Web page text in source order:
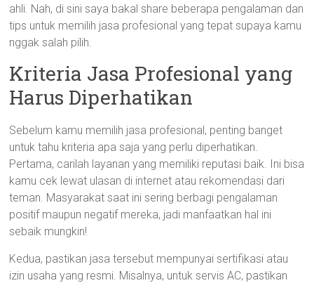
ahli. Nah, di sini saya bakal share beberapa pengalaman dan
tips untuk memilih jasa profesional yang tepat supaya kamu
nggak salah pilih.
Kriteria Jasa Profesional yang
Harus Diperhatikan
Sebelum kamu memilih jasa profesional, penting banget
untuk tahu kriteria apa saja yang perlu diperhatikan.
Pertama, carilah layanan yang memiliki reputasi baik. Ini bisa
kamu cek lewat ulasan di internet atau rekomendasi dari
teman. Masyarakat saat ini sering berbagi pengalaman
positif maupun negatif mereka, jadi manfaatkan hal ini
sebaik mungkin!
Kedua, pastikan jasa tersebut mempunyai sertifikasi atau
izin usaha yang resmi. Misalnya, untuk servis AC, pastikan